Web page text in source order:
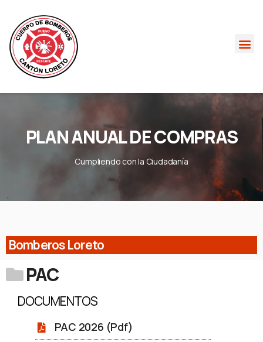
PLAN ANUAL DE COMPRAS
Cumpliendo con la Ciudadanía
Bomberos Loreto
PAC
DOCUMENTOS
PAC 2026 (Pdf)